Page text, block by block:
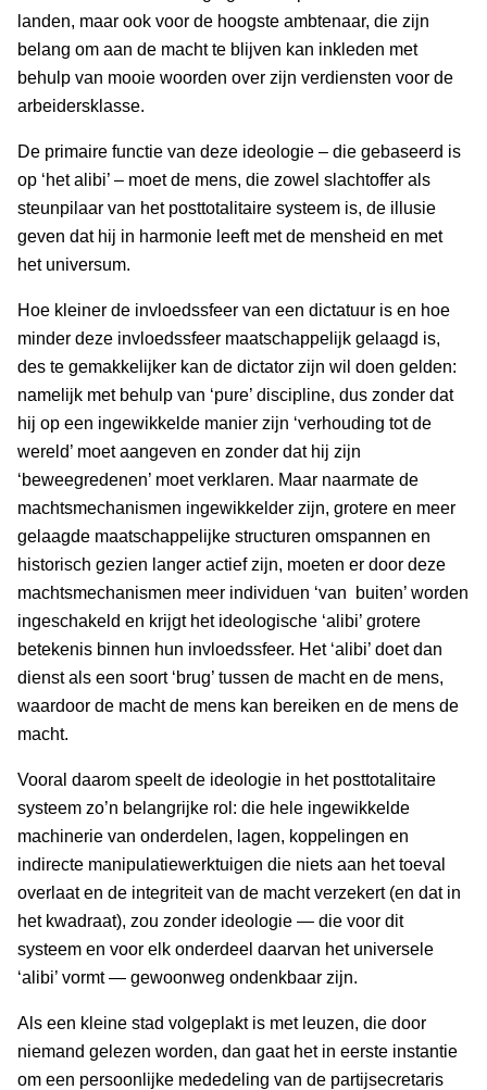
landen, maar ook voor de hoogste ambtenaar, die zijn
belang om aan de macht te blijven kan inkleden met
behulp van mooie woorden over zijn verdiensten voor de
arbeidersklasse.
De primaire functie van deze ideologie – die gebaseerd is
op ‘het alibi’ – moet de mens, die zowel slachtoffer als
steunpilaar van het posttotalitaire systeem is, de illusie
geven dat hij in harmonie leeft met de mensheid en met
het universum.
Hoe kleiner de invloedssfeer van een dictatuur is en hoe
minder deze invloedssfeer maatschappelijk gelaagd is,
des te gemakkelijker kan de dictator zijn wil doen gelden:
namelijk met behulp van ‘pure’ discipline, dus zonder dat
hij op een ingewikkelde manier zijn ‘verhouding tot de
wereld’ moet aangeven en zonder dat hij zijn
‘beweegredenen’ moet verklaren. Maar naarmate de
machtsmechanismen ingewikkelder zijn, grotere en meer
gelaagde maatschappelijke structuren omspannen en
historisch gezien langer actief zijn, moeten er door deze
machtsmechanismen meer individuen ‘van buiten’ worden
ingeschakeld en krijgt het ideologische ‘alibi’ grotere
betekenis binnen hun invloedssfeer. Het ‘alibi’ doet dan
dienst als een soort ‘brug’ tussen de macht en de mens,
waardoor de macht de mens kan bereiken en de mens de
macht.
Vooral daarom speelt de ideologie in het posttotalitaire
systeem zo’n belangrijke rol: die hele ingewikkelde
machinerie van onderdelen, lagen, koppelingen en
indirecte manipulatiewerktuigen die niets aan het toeval
overlaat en de integriteit van de macht verzekert (en dat in
het kwadraat), zou zonder ideologie — die voor dit
systeem en voor elk onderdeel daarvan het universele
‘alibi’ vormt — gewoonweg ondenkbaar zijn.
Als een kleine stad volgeplakt is met leuzen, die door
niemand gelezen worden, dan gaat het in eerste instantie
om een persoonlijke mededeling van de partijsecretaris